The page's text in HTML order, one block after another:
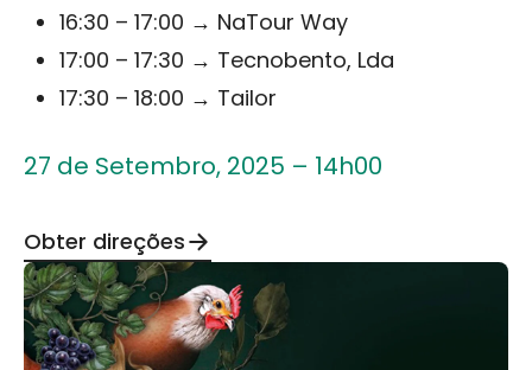
16:30 – 17:00 → NaTour Way
17:00 – 17:30 → Tecnobento, Lda
17:30 – 18:00 → Tailor
27 de Setembro, 2025 – 14h00
Obter direções